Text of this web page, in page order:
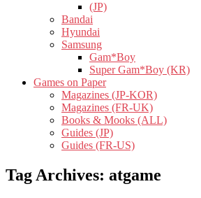
(JP)
Bandai
Hyundai
Samsung
Gam*Boy
Super Gam*Boy (KR)
Games on Paper
Magazines (JP-KOR)
Magazines (FR-UK)
Books & Mooks (ALL)
Guides (JP)
Guides (FR-US)
Tag Archives: atgame